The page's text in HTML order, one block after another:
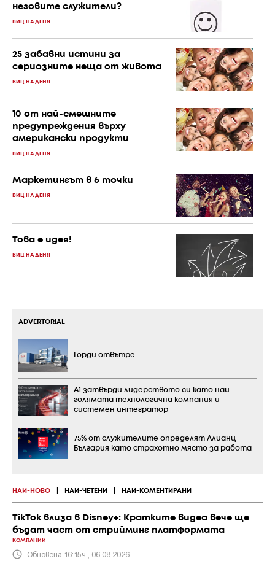
неговите служители?
ВИЦ НА ДЕНЯ
25 забавни истини за
сериозните неща от живота
ВИЦ НА ДЕНЯ
10 от най-смешните
предупреждения върху
американски продукти
ВИЦ НА ДЕНЯ
Маркетингът в 6 точки
ВИЦ НА ДЕНЯ
Това е идея!
ВИЦ НА ДЕНЯ
НАЙ-НОВО НАЙ-ЧЕТЕНИ НАЙ-КОМЕНТИРАНИ
TikTok влиза в Disney+: Кратките видеа вече ще
бъдат част от стрийминг платформата
КОМПАНИИ
Обновена 16:15ч., 06.08.2026
ADVERTORIAL
Горди отвътре
А1 затвърди лидерството си като най-
голямата технологична компания и
системен интегратор
75% от служителите определят Алианц
България като страхотно място за работа